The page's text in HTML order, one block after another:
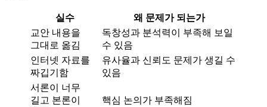
실수
왜 문제가 되는가
교안 내용을
그대로 옮김
독창성과 분석력이 부족해 보일
수 있음
인터넷 자료를
짜깁기함
유사율과 신뢰도 문제가 생길 수
있음
서론이 너무
길고 본론이
핵심 논의가 부족해짐